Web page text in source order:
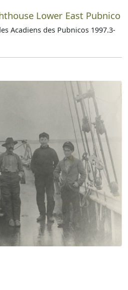
Lower East Pubnico
Acadiens des Pubnicos 1997.3-